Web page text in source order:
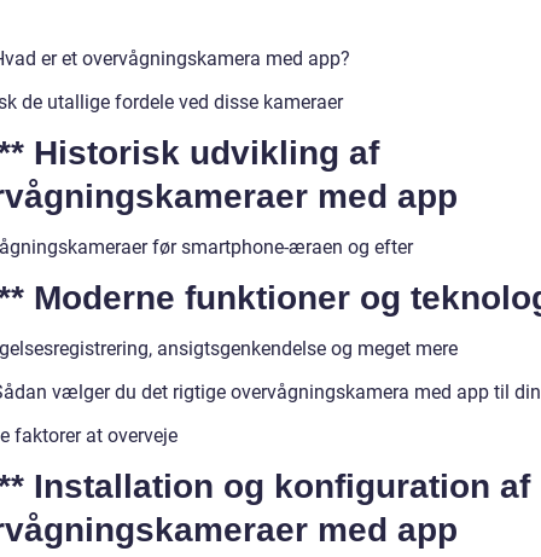
er et overvågningskamera med app?
de utallige fordele ved disse kameraer
Historisk udvikling af
med app
før smartphone-æraen og efter
Moderne funktioner og
ansigtsgenkendelse og meget mere
vælger du det rigtige overvågningskamera med app til
faktorer at overveje
Installation og konfiguration af
med app